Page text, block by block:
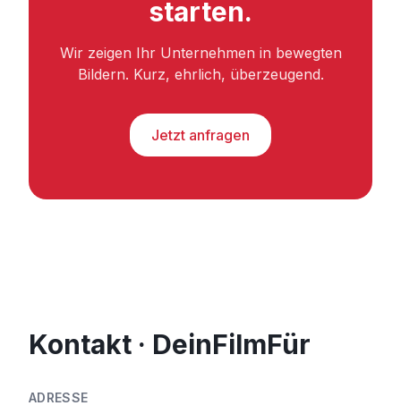
starten.
Wir zeigen Ihr Unternehmen in bewegten
Bildern. Kurz, ehrlich, überzeugend.
Jetzt anfragen
Kontakt · DeinFilmFür
ADRESSE